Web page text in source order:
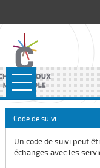
Ouvrir le menu
Accueil
Mes fiches
Code de suivi
Un code de suivi peut
échanges avec les